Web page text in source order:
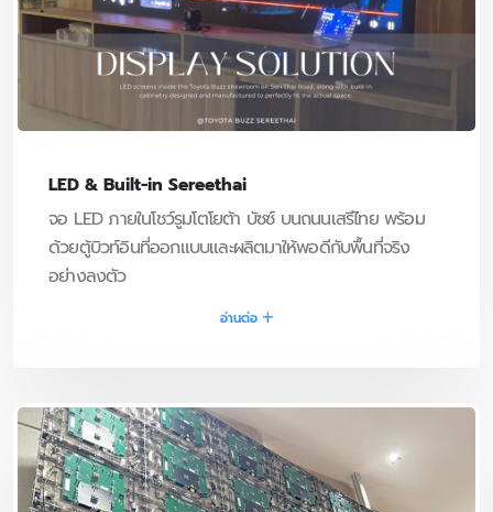
LED & Built-in Sereethai
จอ LED ภายในโชว์รูมโตโยต้า บัซซ์ บนถนนเสรีไทย พร้อม
ด้วยตู้บิวท์อินที่ออกแบบและผลิตมาให้พอดีกับพื้นที่จริง
อย่างลงตัว
อ่านต่อ